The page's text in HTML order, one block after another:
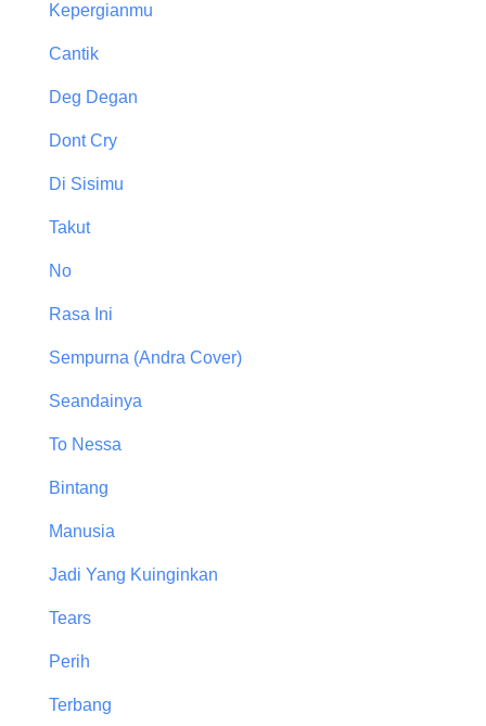
Kepergianmu
Cantik
Deg Degan
Dont Cry
Di Sisimu
Takut
No
Rasa Ini
Sempurna (Andra Cover)
Seandainya
To Nessa
Bintang
Manusia
Jadi Yang Kuinginkan
Tears
Perih
Terbang